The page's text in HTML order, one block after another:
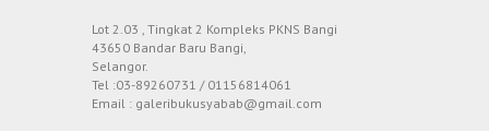
Lot 2.03 , Tingkat 2 Kompleks PKNS Bangi
43650 Bandar Baru Bangi,
Selangor.
Tel :03-89260731 / 01156814061
Email : galeribukusyabab@gmail.com